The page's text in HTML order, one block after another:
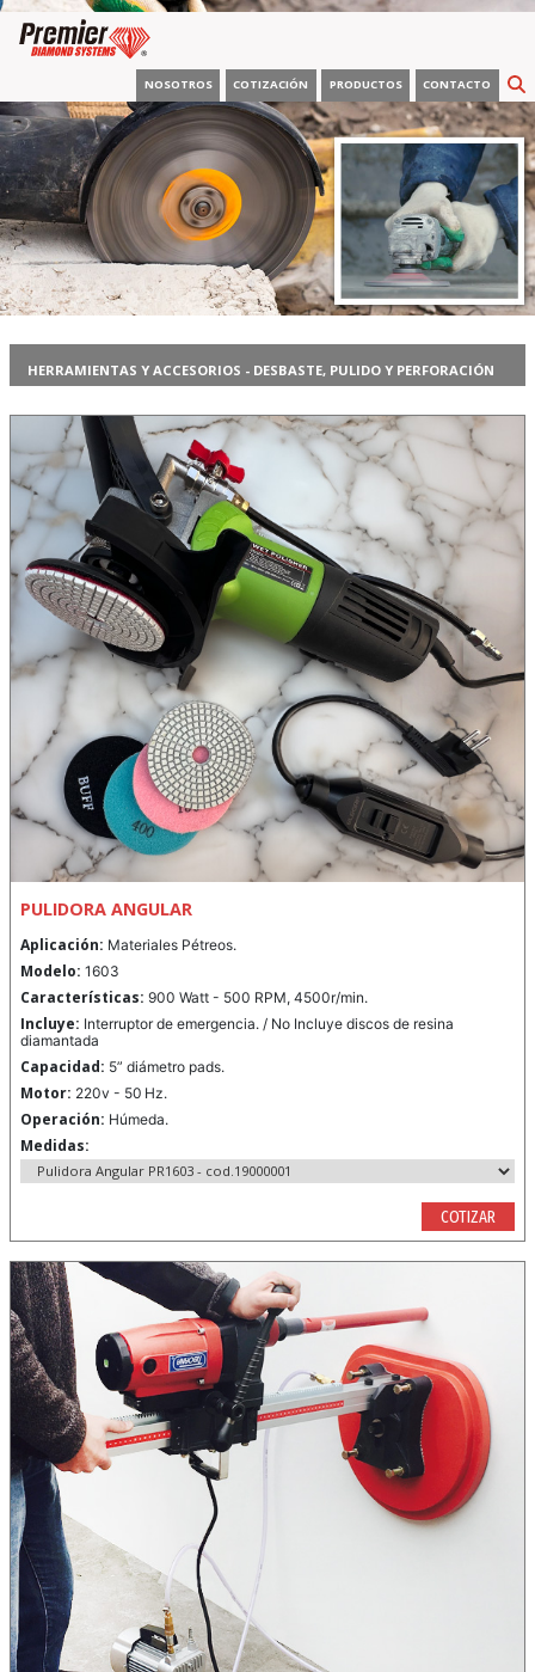
NOSOTROS COTIZACIÓN PRODUCTOS CONTACTO
HERRAMIENTAS Y ACCESORIOS - DESBASTE, PULIDO Y PERFORACIÓN
PULIDORA ANGULAR
Aplicación: Materiales Pétreos.
Modelo: 1603
Características: 900 Watt - 500 RPM, 4500r/min.
Incluye: Interruptor de emergencia. / No Incluye discos de resina
diamantada
Capacidad: 5” diámetro pads.
Motor: 220v - 50 Hz.
Operación: Húmeda.
Medidas:
COTIZAR